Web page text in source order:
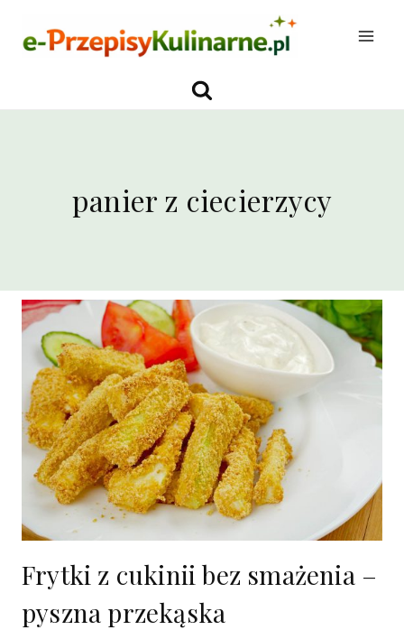
panier z ciecierzycy
Frytki z cukinii bez smażenia –
pyszna przekąska